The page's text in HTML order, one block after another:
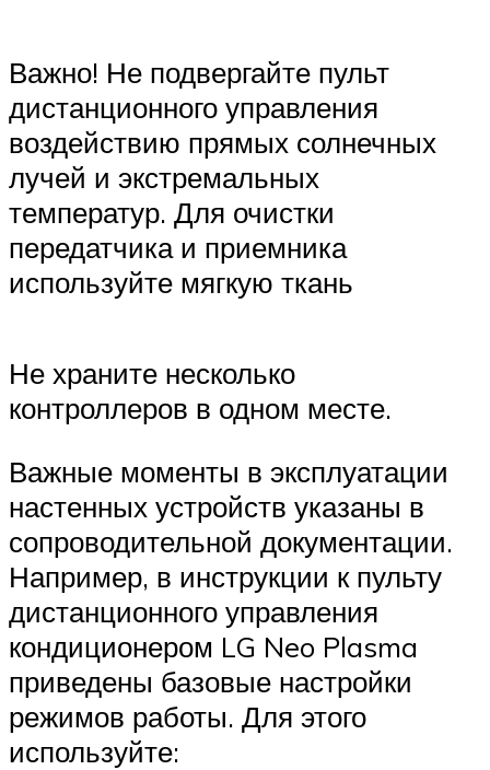
Важно! Не подвергайте пульт
дистанционного управления
воздействию прямых солнечных
лучей и экстремальных
температур. Для очистки
передатчика и приемника
используйте мягкую ткань
Не храните несколько
контроллеров в одном месте.
Важные моменты в эксплуатации
настенных устройств указаны в
сопроводительной документации.
Например, в инструкции к пульту
дистанционного управления
кондиционером LG Neo Plasma
приведены базовые настройки
режимов работы. Для этого
используйте: